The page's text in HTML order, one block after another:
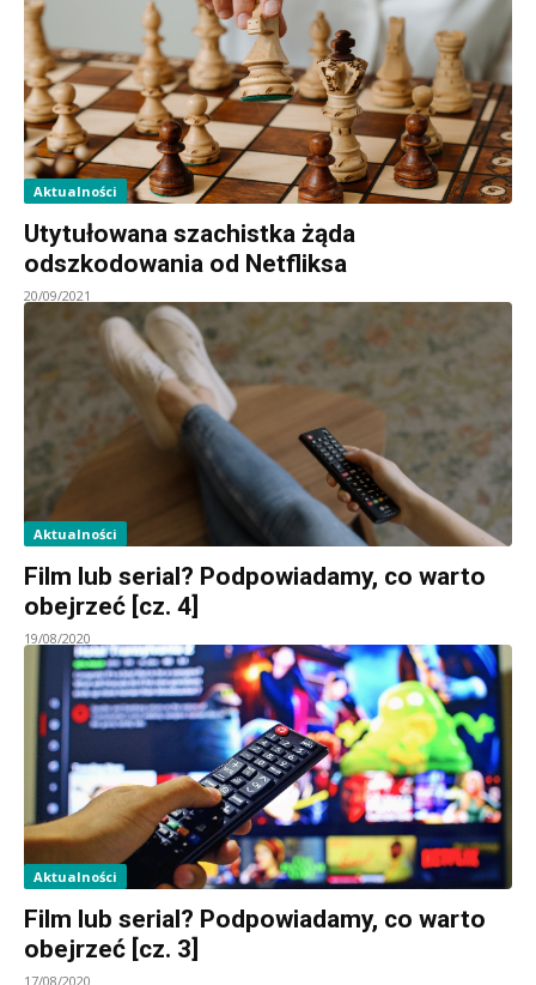
Aktualności
Utytułowana szachistka żąda
odszkodowania od Netfliksa
20/09/2021
Aktualności
Film lub serial? Podpowiadamy, co warto
obejrzeć [cz. 4]
19/08/2020
Aktualności
Film lub serial? Podpowiadamy, co warto
obejrzeć [cz. 3]
17/08/2020